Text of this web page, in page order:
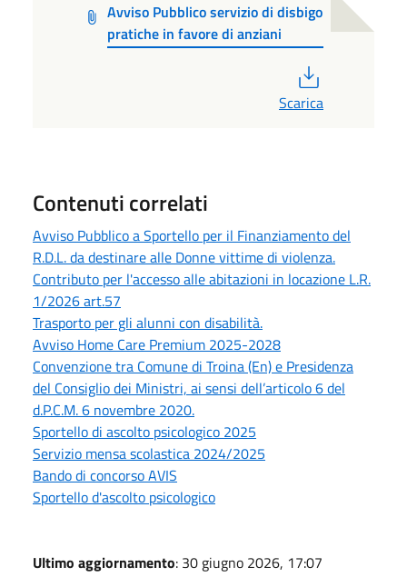
Avviso Pubblico servizio di disbigo
pratiche in favore di anziani
Scarica
Contenuti correlati
Avviso Pubblico a Sportello per il Finanziamento del
R.D.L. da destinare alle Donne vittime di violenza.
Contributo per l'accesso alle abitazioni in locazione L.R.
1/2026 art.57
Trasporto per gli alunni con disabilità.
Avviso Home Care Premium 2025-2028
Convenzione tra Comune di Troina (En) e Presidenza
del Consiglio dei Ministri, ai sensi dell’articolo 6 del
d.P.C.M. 6 novembre 2020.
Sportello di ascolto psicologico 2025
Servizio mensa scolastica 2024/2025
Bando di concorso AVIS
Sportello d'ascolto psicologico
Ultimo aggiornamento: 30 giugno 2026, 17:07